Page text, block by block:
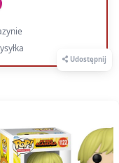
Udostępnij